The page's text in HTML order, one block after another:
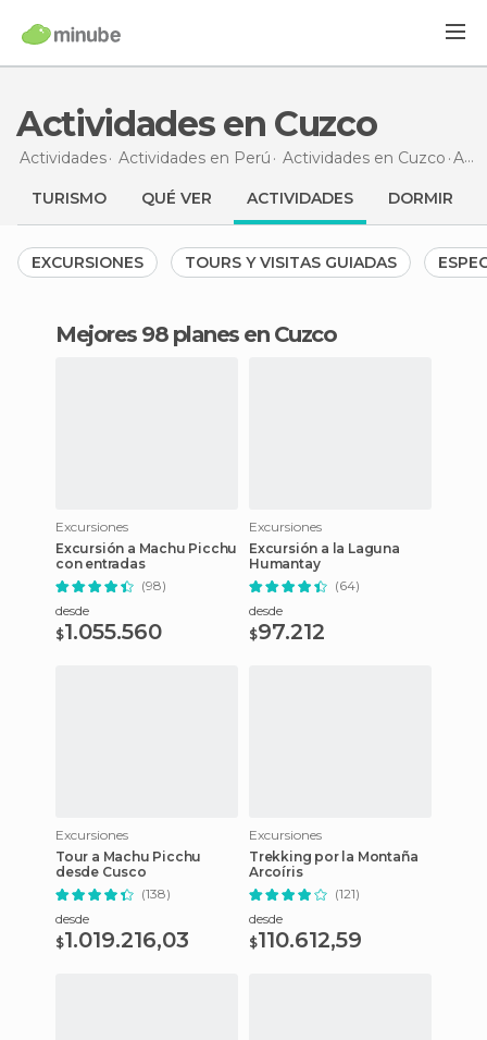
Actividades en Cuzco
Actividades Actividades en Perú Actividades en Cuzco Actividades en Cuzco
TURISMO QUÉ VER ACTIVIDADES DORMIR
EXCURSIONES TOURS Y VISITAS GUIADAS
Mejores 98 planes en Cuzco
Excursiones
Excursión a Machu Picchu
con entradas
(98)
desde
$1.055.560
Excursiones
Excursión a la Laguna
Humantay
(64)
desde
$97.212
Excursiones
Tour a Machu Picchu
desde Cusco
(138)
desde
$1.019.216,03
Excursiones
Trekking por la Montaña
Arcoíris
(121)
desde
$110.612,59